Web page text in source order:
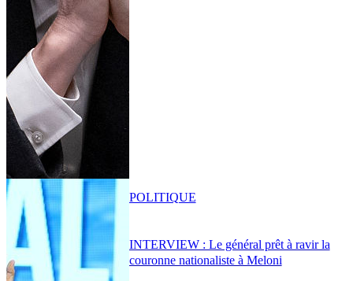
INTERVIEW : Le général prêt à ravir la
couronne nationaliste à Meloni
POLITIQUE